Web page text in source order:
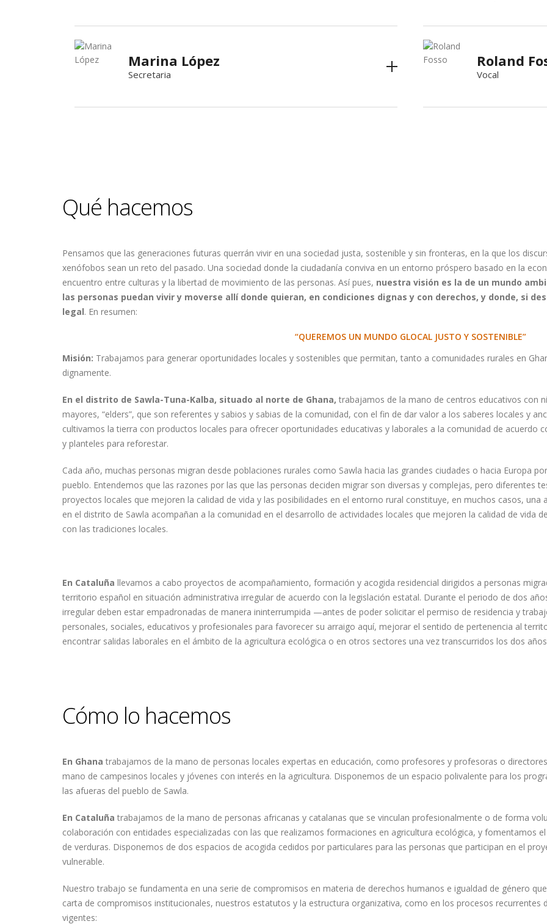
Marina López
Secretaria
Roland
Vocal
Qué hacemos
Pensamos que las generaciones futuras querrán vivir en una sociedad justa, sostenible y sin fronteras, en la que los
xenófobos sean un reto del pasado. Una sociedad donde la ciudadanía conviva en un entorno próspero basado en la
encuentro entre culturas y la libertad de movimiento de las personas. Así pues, nuestra visión es la de un mundo
las personas puedan vivir y moverse allí donde quieran, en condiciones dignas y con derechos, y donde, si
legal. En resumen:
“QUEREMOS UN MUNDO GLOCAL JUSTO Y SOSTENIBLE”
Misión: Trabajamos para generar oportunidades locales y sostenibles que permitan, tanto a comunidades rurales en
dignamente.
En el distrito de Sawla-Tuna-Kalba, situado al norte de Ghana, trabajamos de la mano de centros educativos con
mayores, “elders”, que son referentes y sabios y sabias de la comunidad, con el fin de dar valor a los saberes locales y
cultivamos la tierra con productos locales para ofrecer oportunidades educativas y laborales a la comunidad de acuerdo
y planteles para reforestar.
Cada año, muchas personas migran desde poblaciones rurales como Sawla hacia las grandes ciudades o hacia Europa
pueblo. Entendemos que las razones por las que las personas deciden migrar son diversas y complejas, pero diferentes
proyectos locales que mejoren la calidad de vida y las posibilidades en el entorno rural constituye, en muchos casos, una
en el distrito de Sawla acompañan a la comunidad en el desarrollo de actividades locales que mejoren la calidad de vida
con las tradiciones locales.
En Cataluña llevamos a cabo proyectos de acompañamiento, formación y acogida residencial dirigidos a personas
territorio español en situación administrativa irregular de acuerdo con la legislación estatal. Durante el periodo de dos
irregular deben estar empadronadas de manera ininterrumpida —antes de poder solicitar el permiso de residencia y
personales, sociales, educativos y profesionales para favorecer su arraigo aquí, mejorar el sentido de pertenencia al
encontrar salidas laborales en el ámbito de la agricultura ecológica o en otros sectores una vez transcurridos los dos
Cómo lo hacemos
En Ghana trabajamos de la mano de personas locales expertas en educación, como profesores y profesoras o
mano de campesinos locales y jóvenes con interés en la agricultura. Disponemos de un espacio polivalente para los
las afueras del pueblo de Sawla.
En Cataluña trabajamos de la mano de personas africanas y catalanas que se vinculan profesionalmente o de forma
colaboración con entidades especializadas con las que realizamos formaciones en agricultura ecológica, y fomentamos
de verduras. Disponemos de dos espacios de acogida cedidos por particulares para las personas que participan en el
vulnerable.
Nuestro trabajo se fundamenta en una serie de compromisos en materia de derechos humanos e igualdad de género
carta de compromisos institucionales, nuestros estatutos y la estructura organizativa, como en los procesos recurrentes
vigentes: